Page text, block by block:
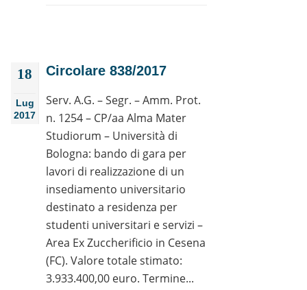
18
Lug
2017
Circolare 838/2017
Serv. A.G. – Segr. – Amm. Prot.
n. 1254 – CP/aa Alma Mater
Studiorum – Università di
Bologna: bando di gara per
lavori di realizzazione di un
insediamento universitario
destinato a residenza per
studenti universitari e servizi –
Area Ex Zuccherificio in Cesena
(FC). Valore totale stimato:
3.933.400,00 euro. Termine...